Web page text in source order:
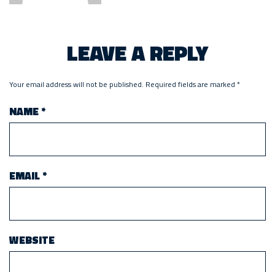
LEAVE A REPLY
Your email address will not be published. Required fields are marked *
NAME*
EMAIL*
WEBSITE